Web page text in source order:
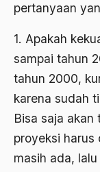
pertanyaan
1. Apakah
sampai tahun
tahun 2000,
karena sudah
Bisa saja akan
proyeksi
masih ada,
1980
1979
1978
1976
1975
1974
Advisors
Aera-Europa
Afganistan
Afiliasi Kultural
Afrika
Afrika utara